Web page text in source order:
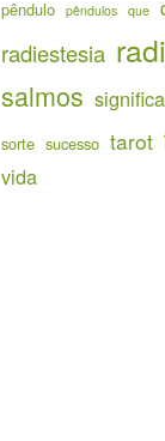
pêndulo pêndulos que
radiestesia
salmos
sorte sucesso tarot
vida